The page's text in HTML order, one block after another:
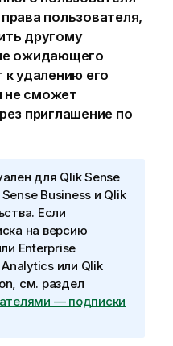
пользователя,
другому
ожидающего
к удалению его
не сможет
приглашение по
для Qlik Sense
Business и Qlik
. Если
на версию
Enterprise
или Qlik
, см. раздел
— подписки